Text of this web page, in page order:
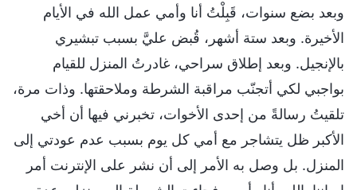
وبعد بضع سنوات، قَبِلْتُ أنا وأمي عمل الله في الأيام
الأخيرة. وبعد ستة أشهر، قُبض عليَّ بسبب تبشيري
بالإنجيل. وبعد إطلاق سراحي، غادرتُ المنزل للقيام
بواجبي لكي أتجنّب مراقبة الشرطة وملاحقتها. وذات مرة،
تلقيتُ رسالةً من إحدى الأخوات، تخبرني فيها أن أخي
الأكبر ظل يتشاجر مع أمي كل يوم بسبب عدم عودتي إلى
المنزل. بل وصل به الأمر إلى أن نشر على الإنترنت أمر